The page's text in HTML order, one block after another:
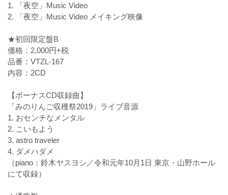
1. 「夜空」Music Video
2. 「夜空」Music Video メイキング映像
★初回限定盤B
価格：2,000円+税
品番：VTZL-167
内容：2CD
【ボーナスCD収録曲】
「みのりんご収穫祭2019」ライブ音源
1. おセンチなメンタル
2. こいもよう
3. astro traveler
4. ダメハダメ
（piano：鈴木ヤスヨシ／令和元年10月1日 東京・山野ホール
にて収録）